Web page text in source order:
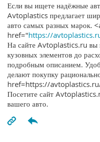
Если вы ищете надёжные
Avtoplastics предлагает
авто самых разных марок.
href="https://
На сайте Avtoplastics.ru вы
кузовных элементов до
подробным описанием.
делают покупку
href=https://
Посетите сайт
вашего авто.